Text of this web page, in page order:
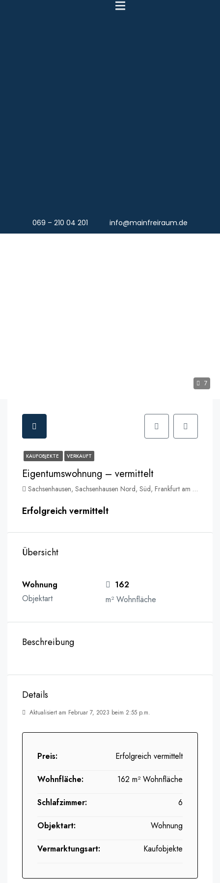
069 – 210 04 201 info@mainfreiraum.de
7
KAUFOBJEKTE VERKAUFT
Eigentumswohnung – vermittelt
Sachsenhausen, Sachsenhausen Nord, Süd, Frankfurt am Main, Hessen, 60594, Deutschland
Erfolgreich vermittelt
Übersicht
Wohnung
Objektart
162
m² Wohnfläche
Beschreibung
Details
Aktualisiert am Februar 7, 2023 beim 2:55 p.m.
Preis: Erfolgreich vermittelt
Wohnfläche: 162 m² Wohnfläche
Schlafzimmer: 6
Objektart: Wohnung
Vermarktungsart: Kaufobjekte